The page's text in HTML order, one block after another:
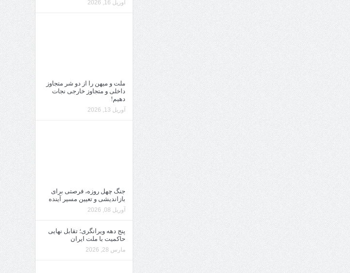
آوریل 16, 2026
ملت و میهن را از دو شر متجاوز
داخلی و متجاوز خارجی نجات
دهیم!
آوریل 13, 2026
جنگ چهل روزه، فرصتی برای
بازاندیشی و تعیین مسیر آینده
آوریل 08, 2026
پنج دهه ویرانگری؛ تقابل نهایی
حاکمیت با ملت ایران
مارس 28, 2026